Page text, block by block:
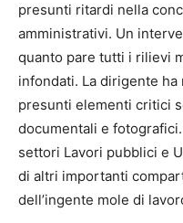
presunti ritardi nella
amministrativi. Un
quanto pare tutti i rilievi
infondati. La dirigente
presunti elementi critici
documentali e
settori Lavori pubblici e
di altri importanti
dell’ingente mole di